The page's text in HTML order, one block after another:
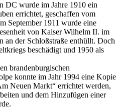
DC wurde im Jahre 1910 ein
errichtet, geschaffen vom
September 1911 wurde eine
von Kaiser Wilhelm II. im
an der Schloßstraße enthüllt. Doch
beschädigt und 1950 als
brandenburgischen
konnte im Jahr 1994 eine Kopie
Neuen Markt“ errichtet werden,
und dem Hinzufügen einer